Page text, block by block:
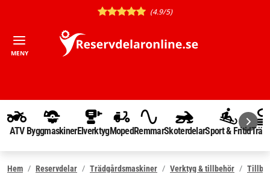
(4.9/5)
MENY
ATV ByggmaskinerElverktygMopedRemmarSkoterdelarSport & Fritid
Hem Reservdelar Trädgårdsmaskiner Verktyg & tillbehör